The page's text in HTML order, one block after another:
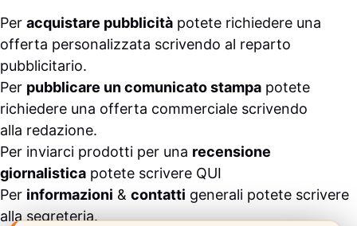
Per acquistare pubblicità potete richiedere una
offerta personalizzata scrivendo al reparto
pubblicitario.
Per pubblicare un comunicato stampa potete
richiedere una offerta commerciale scrivendo
alla redazione.
Per inviarci prodotti per una recensione
giornalistica potete scrivere QUI
Per informazioni & contatti generali potete scrivere
alla segreteria.